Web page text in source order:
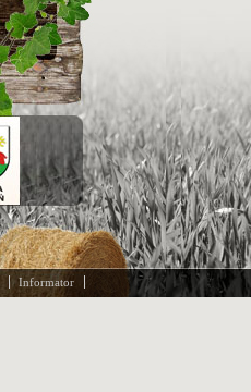
Informator